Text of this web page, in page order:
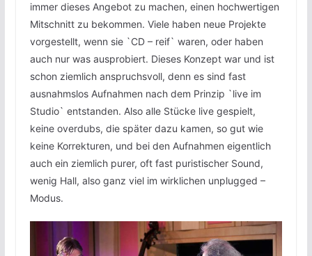
immer dieses Angebot zu machen, einen hochwertigen
Mitschnitt zu bekommen. Viele haben neue Projekte
vorgestellt, wenn sie `CD – reif` waren, oder haben
auch nur was ausprobiert. Dieses Konzept war und ist
schon ziemlich anspruchsvoll, denn es sind fast
ausnahmslos Aufnahmen nach dem Prinzip `live im
Studio` entstanden. Also alle Stücke live gespielt,
keine overdubs, die später dazu kamen, so gut wie
keine Korrekturen, und bei den Aufnahmen eigentlich
auch ein ziemlich purer, oft fast puristischer Sound,
wenig Hall, also ganz viel im wirklichen unplugged –
Modus.